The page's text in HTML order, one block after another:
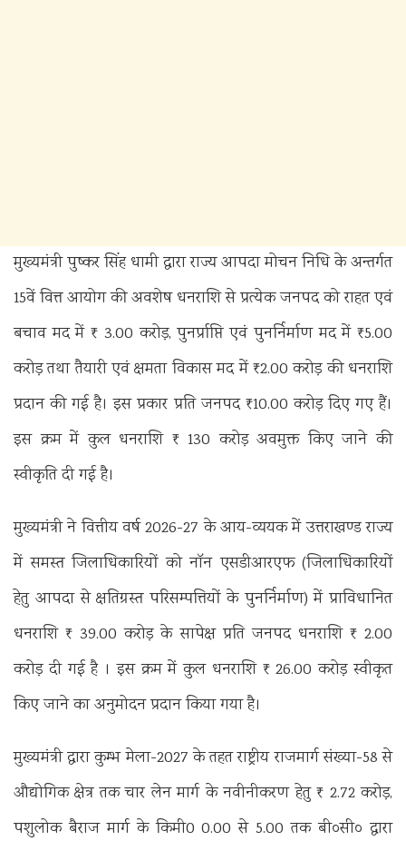
मुख्यमंत्री पुष्कर सिंह धामी द्वारा राज्य आपदा मोचन निधि के अन्तर्गत
15वें वित्त आयोग की अवशेष धनराशि से प्रत्येक जनपद को राहत एवं
बचाव मद में ₹ 3.00 करोड़, पुनर्प्राप्ति एवं पुनर्निर्माण मद में ₹5.00
करोड़ तथा तैयारी एवं क्षमता विकास मद में ₹2.00 करोड़ की धनराशि
प्रदान की गई है। इस प्रकार प्रति जनपद ₹10.00 करोड़ दिए गए हैं।
इस क्रम में कुल धनराशि ₹ 130 करोड़ अवमुक्त किए जाने की
स्वीकृति दी गई है।
मुख्यमंत्री ने वित्तीय वर्ष 2026-27 के आय-व्ययक में उत्तराखण्ड राज्य
में समस्त जिलाधिकारियों को नॉन एसडीआरएफ (जिलाधिकारियों
हेतु आपदा से क्षतिग्रस्त परिसम्पत्तियों के पुनर्निर्माण) में प्राविधानित
धनराशि ₹ 39.00 करोड़ के सापेक्ष प्रति जनपद धनराशि ₹ 2.00
करोड़ दी गई है । इस क्रम में कुल धनराशि ₹ 26.00 करोड़ स्वीकृत
किए जाने का अनुमोदन प्रदान किया गया है।
मुख्यमंत्री द्वारा कुम्भ मेला-2027 के तहत राष्ट्रीय राजमार्ग संख्या-58 से
औद्योगिक क्षेत्र तक चार लेन मार्ग के नवीनीकरण हेतु ₹ 2.72 करोड़,
पशुलोक बैराज मार्ग के किमी0 0.00 से 5.00 तक बी०सी० द्वारा